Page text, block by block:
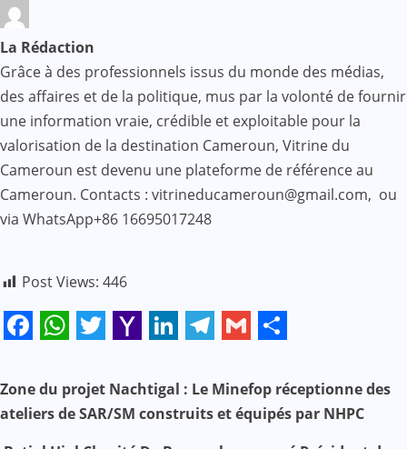
La Rédaction
Grâce à des professionnels issus du monde des médias,
des affaires et de la politique, mus par la volonté de fournir
une information vraie, crédible et exploitable pour la
valorisation de la destination Cameroun, Vitrine du
Cameroun est devenu une plateforme de référence au
Cameroun. Contacts : vitrineducameroun@gmail.com, ou
via WhatsApp+86 16695017248
Post Views: 446
Mail
N
a
Zone du projet Nachtigal : Le Minefop réceptionne des
ateliers de SAR/SM construits et équipés par NHPC